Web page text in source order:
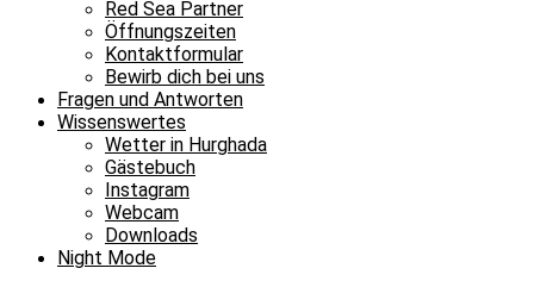
Red Sea Partner
Öffnungszeiten
Kontaktformular
Bewirb dich bei uns
Fragen und Antworten
Wissenswertes
Wetter in Hurghada
Gästebuch
Instagram
Webcam
Downloads
Night Mode